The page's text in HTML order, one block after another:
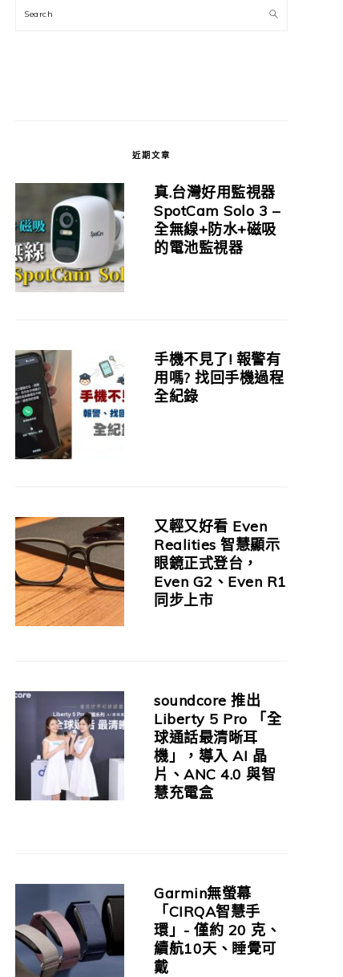
Search
近期文章
真.台灣好用監視器
SpotCam Solo 3 –
全無線+防水+磁吸
的電池監視器
手機不見了! 報警有
用嗎? 找回手機過程
全紀錄
又輕又好看 Even
Realities 智慧顯示
眼鏡正式登台，
Even G2、Even R1
同步上市
soundcore 推出
Liberty 5 Pro 「全
球通話最清晰耳
機」，導入 AI 晶
片、ANC 4.0 與智
慧充電盒
Garmin無螢幕
「CIRQA智慧手
環」- 僅約 20 克、
續航10天、睡覺可
戴